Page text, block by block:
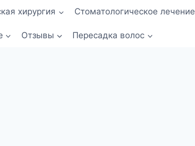
хирургия Стоматологическое лечение
Отзывы Пересадка волос